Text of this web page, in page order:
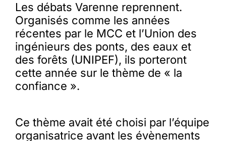
Les débats Varenne reprennent.
Organisés comme les années
récentes par le MCC et l’Union des
ingénieurs des ponts, des eaux et
des forêts (UNIPEF), ils porteront
cette année sur le thème de « la
confiance ».
Ce thème avait été choisi par l’équipe
organisatrice avant les évènements